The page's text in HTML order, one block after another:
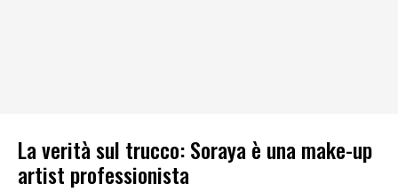
La verità sul trucco: Soraya è una make-up
artist professionista